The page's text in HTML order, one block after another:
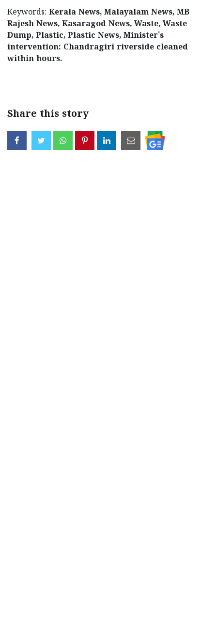
Keywords: Kerala News, Malayalam News, MB
Rajesh News, Kasaragod News, Waste, Waste
Dump, Plastic, Plastic News, Minister's
intervention: Chandragiri riverside cleaned
within hours.
Share this story